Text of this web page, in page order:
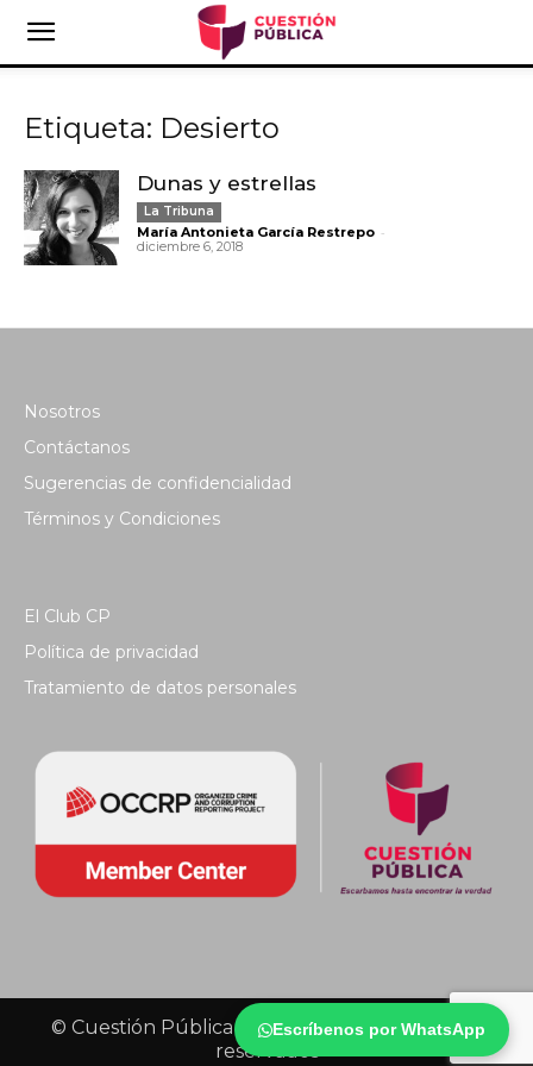
Escríbenos por WhatsApp
Etiqueta: Desierto
Dunas y estrellas
La Tribuna
María Antonieta García Restrepo -
diciembre 6, 2018
Nosotros
Contáctanos
Sugerencias de confidencialidad
Términos y Condiciones
El Club CP
Política de privacidad
Tratamiento de datos personales
© Cuestión Pública 2018 - Todos los derechos
reservados